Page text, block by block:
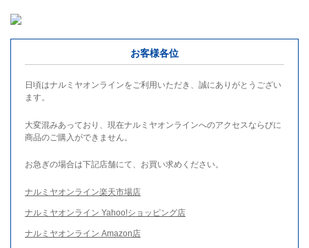
お客様各位
日頃はナルミヤオンラインをご利用いただき、誠にありがとうござい
ます。
大変混みあっており、現在ナルミヤオンラインへのアクセスならびに
商品のご購入ができません。
お急ぎの場合は下記店舗にて、お買い求めください。
ナルミヤオンライン楽天市場店
ナルミヤオンライン Yahoo!ショッピング店
ナルミヤオンライン Amazon店